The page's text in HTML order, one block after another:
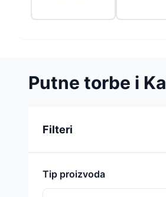
Putne torbe i
Filteri
Tip proizvoda